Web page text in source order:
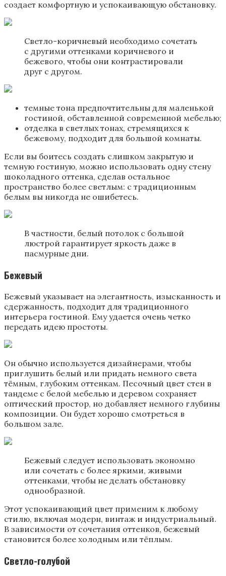
создает комфортную и успокаивающую обстановку.
Светло-коричневый необходимо сочетать
с другими оттенками коричневого и
бежевого, чтобы они контрастировали
друг с другом.
темные тона предпочтительны для маленькой
гостиной, обставленной ​​современной мебелью;
отделка в светлых тонах, стремящихся к
бежевому, подходит для большой комнаты.
Если вы боитесь создать слишком закрытую и
темную гостиную, можно использовать одну стену
шоколадного оттенка, сделав остальное
пространство более светлым: с традиционным
белым вы никогда не ошибетесь.
В частности, белый потолок с большой
люстрой гарантирует яркость даже в
пасмурные дни.
Бежевый
Бежевый указывает на элегантность, изысканность и
сдержанность, подходит для традиционного
интерьера гостиной. Ему удается очень четко
передать идею простоты.
Он обычно используется дизайнерами, чтобы
приглушить белый или придать немного света
тёмным, глубоким оттенкам. Песочный цвет стен в
тандеме с белой мебелью и деревом сохраняет
оптический простор, но добавляет немного глубины
композиции. Он будет хорошо смотреться в
большом зале.
Бежевый следует использовать экономно
или сочетать с более яркими, живыми
оттенками, чтобы не делать обстановку
однообразной.
Этот успокаивающий цвет применим к любому
стилю, включая модерн, винтаж и индустриальный.
В зависимости от сочетания оттенков, бежевый
становится более холодным или тёплым.
Светло-голубой